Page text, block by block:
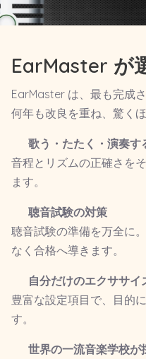
EarMaster が
EarMaster は、最も完成
何年も改良を重ね、驚く
歌う・たたく・演奏す
音程とリズムの正確さを
ます。
聴音試験の対策
聴音試験の準備を万全に
なく合格へ導きます。
自分だけのエクササ
豊富な設定項目で、目的
す。
世界の一流音楽学校が